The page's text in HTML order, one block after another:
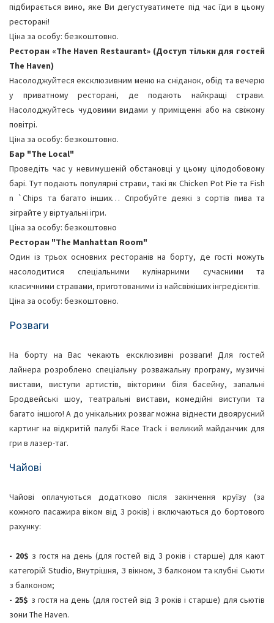
підбирається вино, яке Ви дегустуватимете під час їди в цьому
ресторані!
Ціна за особу: безкоштовно.
Ресторан «The Haven Restaurant» (Доступ тільки для гостей
The Haven)
Насолоджуйтеся ексклюзивним меню на сніданок, обід та вечерю
у приватному ресторані, де подають найкращі страви.
Насолоджуйтесь чудовими видами у приміщенні або на свіжому
повітрі.
Ціна за особу: безкоштовно.
Бар "The Local"
Проведіть час у невимушеній обстановці у цьому цілодобовому
барі. Тут подають популярні страви, такі як Chicken Pot Pie та Fish
n `Chips та багато інших… Спробуйте деякі з сортів пива та
зіграйте у віртуальні ігри.
Ціна за особу: безкоштовно
Ресторан "The Manhattan Room"
Один із трьох основних ресторанів на борту, де гості можуть
насолодитися спеціальними кулінарними сучасними та
класичними стравами, приготованими із найсвіжіших інгредієнтів.
Ціна за особу: безкоштовно.
Розваги
На борту на Вас чекають ексклюзивні розваги! Для гостей
лайнера розроблено спеціальну розважальну програму, музичні
вистави, виступи артистів, вікторини біля басейну, запальні
Бродвейські шоу, театральні вистави, комедійні виступи та
багато іншого! А до унікальних розваг можна віднести двоярусний
картинг на відкритій палубі Race Track і великий майданчик для
гри в лазер-таг.
Чайові
Чайові оплачуються додатково після закінчення круїзу (за
кожного пасажира віком від 3 років) і включаються до бортового
рахунку:
- 20$ з гостя на день (для гостей від 3 років і старше) для кают
категорій Studio, Внутрішня, З вікном, З балконом та клубні Сьюти
з балконом;
- 25$ з гостя на день (для гостей від 3 років і старше) для сьютів
зони The Haven.